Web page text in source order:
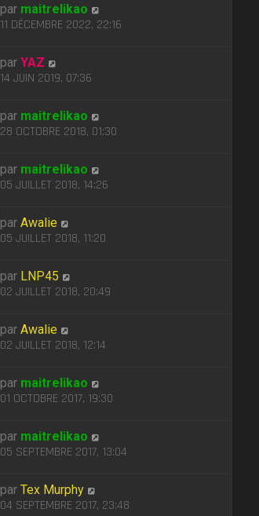
par maitrelikao
11 DÉCEMBRE 2022, 22:16
parYAZ
14 JUIN 2019, 07:36
par maitrelikao
28 OCTOBRE 2018, 01:30
par maitrelikao
05 JUILLET 2018, 14:26
parAwalie
05 JUILLET 2018, 11:20
par LNP45
02 JUILLET 2018, 20:49
parAwalie
02 JUILLET 2018, 12:14
par maitrelikao
01 OCTOBRE 2017, 19:30
par maitrelikao
05 SEPTEMBRE 2017, 13:04
parTex Murphy
04 SEPTEMBRE 2017, 23:48